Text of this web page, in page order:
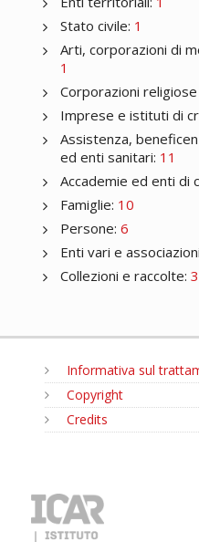
Stato civile: 1
Arti, corporazioni di
1
Corporazioni
Imprese e istituti di
Assistenza,
ed enti sanitari: 11
Accademie ed enti di
Famiglie: 10
Persone: 6
Enti vari e
Collezioni e raccolte: 3
Informativa sul
Copyright
Credits